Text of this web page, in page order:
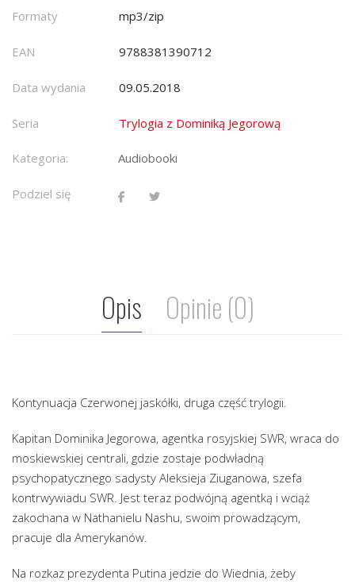
Formaty mp3/zip
EAN 9788381390712
Data wydania 09.05.2018
Seria Trylogia z Dominiką Jegorową
Kategoria: Audiobooki
Podziel się
Opis Opinie (0)
Kontynuacja Czerwonej jaskółki, druga część trylogii.
Kapitan Dominika Jegorowa, agentka rosyjskiej SWR, wraca do
moskiewskiej centrali, gdzie zostaje podwładną
psychopatycznego sadysty Aleksieja Ziuganowa, szefa
kontrwywiadu SWR. Jest teraz podwójną agentką i wciąż
zakochana w Nathanielu Nashu, swoim prowadzącym,
pracuje dla Amerykanów.
Na rozkaz prezydenta Putina jedzie do Wiednia, żeby